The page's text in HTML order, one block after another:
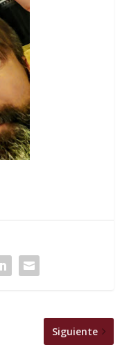
Siguiente